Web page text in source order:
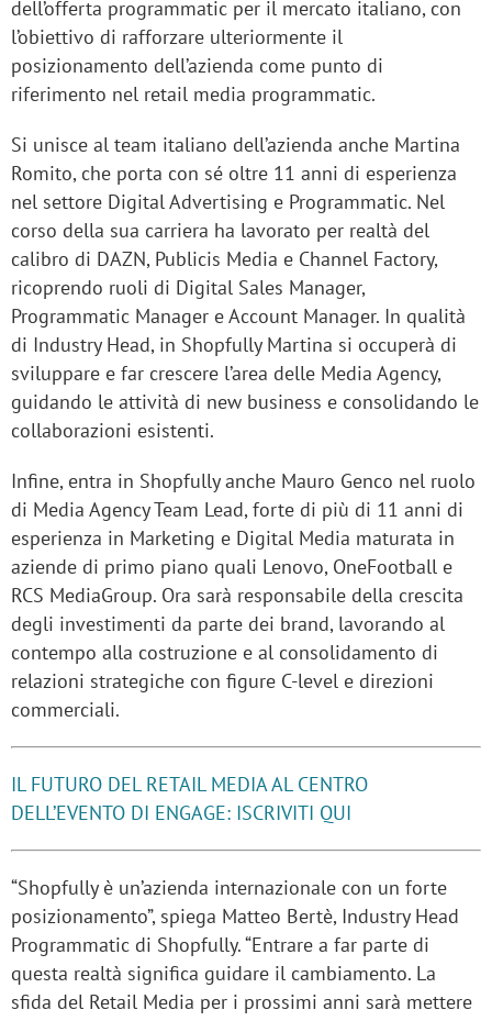
dell’offerta programmatic per il mercato italiano, con
l’obiettivo di rafforzare ulteriormente il
posizionamento dell’azienda come punto di
riferimento nel retail media programmatic.
Si unisce al team italiano dell’azienda anche Martina
Romito, che porta con sé oltre 11 anni di esperienza
nel settore Digital Advertising e Programmatic. Nel
corso della sua carriera ha lavorato per realtà del
calibro di DAZN, Publicis Media e Channel Factory,
ricoprendo ruoli di Digital Sales Manager,
Programmatic Manager e Account Manager. In qualità
di Industry Head, in Shopfully Martina si occuperà di
sviluppare e far crescere l’area delle Media Agency,
guidando le attività di new business e consolidando le
collaborazioni esistenti.
Infine, entra in Shopfully anche Mauro Genco nel ruolo
di Media Agency Team Lead, forte di più di 11 anni di
esperienza in Marketing e Digital Media maturata in
aziende di primo piano quali Lenovo, OneFootball e
RCS MediaGroup. Ora sarà responsabile della crescita
degli investimenti da parte dei brand, lavorando al
contempo alla costruzione e al consolidamento di
relazioni strategiche con figure C-level e direzioni
commerciali.
IL FUTURO DEL RETAIL MEDIA AL CENTRO
DELL’EVENTO DI ENGAGE: ISCRIVITI QUI
“Shopfully è un’azienda internazionale con un forte
posizionamento”, spiega Matteo Bertè, Industry Head
Programmatic di Shopfully. “Entrare a far parte di
questa realtà significa guidare il cambiamento. La
sfida del Retail Media per i prossimi anni sarà mettere